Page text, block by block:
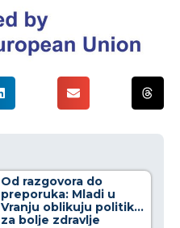
Od razgovora do
preporuka: Mladi u
Vranju oblikuju politike
za bolje zdravlje